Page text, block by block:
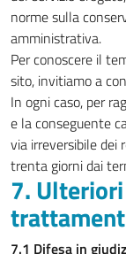
norme sulla
amministrativa.
Per conoscere il
sito, invitiamo a
In ogni caso, per
e la conseguente
via irreversibile
trenta giorni dai
7.
7.1 Difesa in